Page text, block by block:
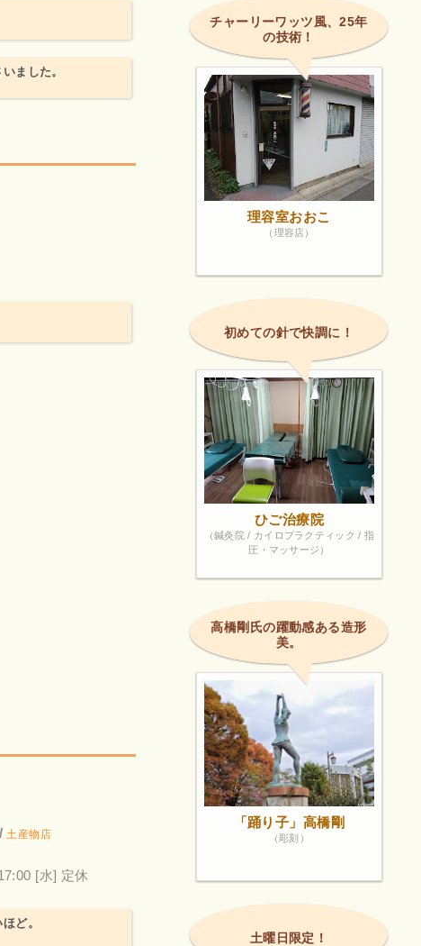
ました。
/ 土産物店
[水] 定休
ど。
チャーリーワッツ風、25年
の技術！
理容室おおこ
（理容店）
初めての針で快調に！
ひご治療院
（鍼灸院 / カイロプラクティック / 指
圧・マッサージ）
高橋剛氏の躍動感ある造形
美。
「踊り子」高橋剛
（彫刻）
土曜日限定！